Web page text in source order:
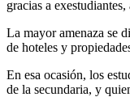
gracias a
La mayor amenaza se
de hoteles y
En esa ocasión, los
de la secundaria, y